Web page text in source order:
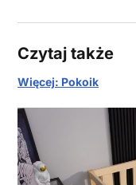
Czytaj także
Więcej: Pokoik